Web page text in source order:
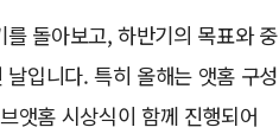
돌아보고, 하반기의 목표와 중
입니다. 특히 올해는 앳홈 구성
앳홈 시상식이 함께 진행되어